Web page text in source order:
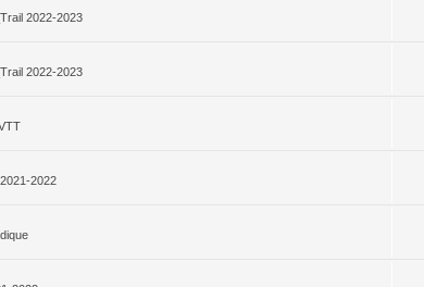
2022-2023
2022-2023
2022